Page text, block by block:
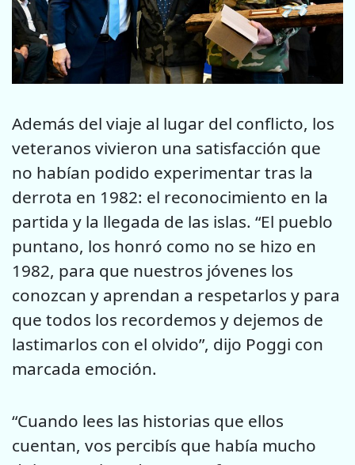
Además del viaje al lugar del conflicto, los
veteranos vivieron una satisfacción que
no habían podido experimentar tras la
derrota en 1982: el reconocimiento en la
partida y la llegada de las islas. “El pueblo
puntano, los honró como no se hizo en
1982, para que nuestros jóvenes los
conozcan y aprendan a respetarlos y para
que todos los recordemos y dejemos de
lastimarlos con el olvido”, dijo Poggi con
marcada emoción.
“Cuando lees las historias que ellos
cuentan, vos percibís que había mucho